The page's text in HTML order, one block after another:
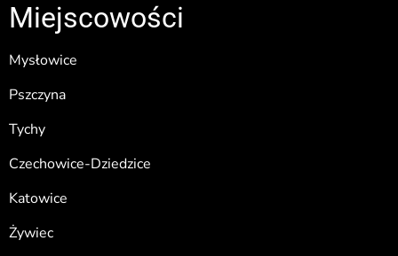
Miejscowości
Mysłowice
Pszczyna
Tychy
Czechowice-Dziedzice
Katowice
Żywiec